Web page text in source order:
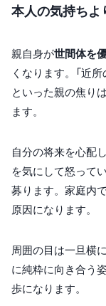
本人の気持ちよ
親自身が世間体を
くなります。「近
といった親の焦り
ます。
自分の将来を心配
を気にして怒って
募ります。家庭内
原因になります。
周囲の目は一旦横
に純粋に向き合う
歩になります。